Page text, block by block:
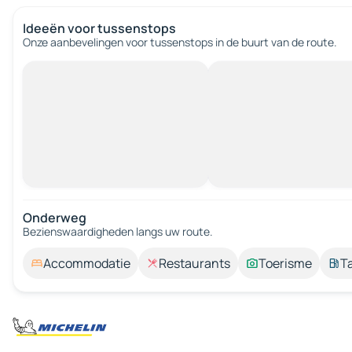
Ideeën voor tussenstops
Onze aanbevelingen voor tussenstops in de buurt van de route.
Onderweg
Bezienswaardigheden langs uw route.
Accommodatie Restaurants Toerisme